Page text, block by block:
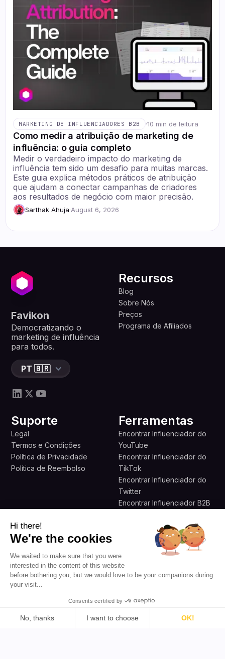
MARKETING DE INFLUENCIADORES B2B ·10 min de leitura
Como medir a atribuição de marketing de
influência: o guia completo
Medir o verdadeiro impacto do marketing de
influência tem sido um desafio para muitas marcas.
Este guia explica métodos práticos de atribuição
que ajudam a conectar campanhas de criadores
aos resultados de negócio com maior precisão.
Sarthak Ahuja·August 6, 2026
Favikon
Democratizando o
marketing de influência
para todos.
PT 🇧🇷
Recursos
Blog
Sobre Nós
Preços
Programa de Afiliados
Suporte
Legal
Termos e Condições
Política de Privacidade
Política de Reembolso
Ferramentas
Encontrar Influenciador do
YouTube
Encontrar Influenciador do
TikTok
Encontrar Influenciador do
Twitter
Encontrar Influenciador B2B
Copyright © 2026 Todos os Direitos Reservados por
Favikon
Construído com paixão em Paris e em todo o mundo pela
nossa equipa
Hi there!
We're the cookies
We waited to make sure that you were
interested in the content of this website
before bothering you, but we would love to be your companions during
your visit...
Consents certified by
No, thanks I want to choose
OK!